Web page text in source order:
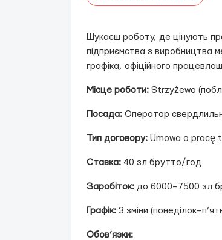
Шукаєш роботу, де цінують
підприємства з виробництва
графіка, офіційного
Місце роботи: Strzyżewo
Посада: Оператор
Тип договору: Umowa o pracę
Ставка: 40 зл брутто/год
Заробіток: до 6000–7500 зл
Графік: 3 зміни
Обов’язки: